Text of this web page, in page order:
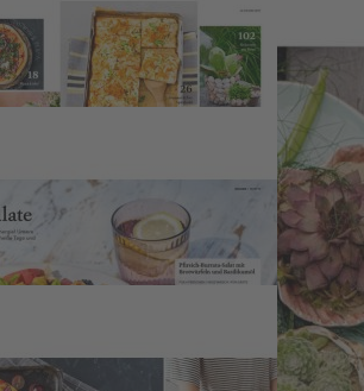
vier 2025 mit folgenden Themen:
Hähnchen, Grillgemüse, Pasta und Obst |
und herrlich aromatisch | Pizza-Liebe –
| Mürbeteig schön knusprig – unser
Kuchen | Gelees & Marmeladen mit
der Zeitschrift EINFACH
im Zeichen des Hochsommers. Die Sonne
Himmel, und selbst das Wochenende daheim
wie Urlaub an. Dieses Gefühl greift die
auf. In den energiegeladenenPowersalaten
zu bieten hat. Sie sind perfekte
auf Terrasse oder Balkon. Mit dem
Held der Alltagsküche wiederentdeckt.
sich sowohl für Hausmannskost als auch
Gerichte. Ebenfalls ans Herz legen wir